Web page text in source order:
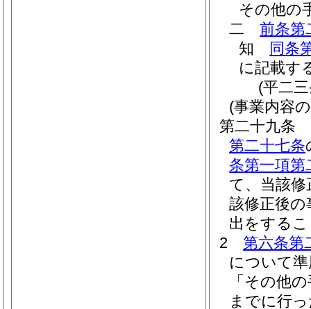
その他の
二
前条第
知
同条
に記載す
(平二
(事業内容
第二十九条
第二十七条
条第一項第
て、当該
該修正後
出をする
2
第六条第
について
「その他
までに行